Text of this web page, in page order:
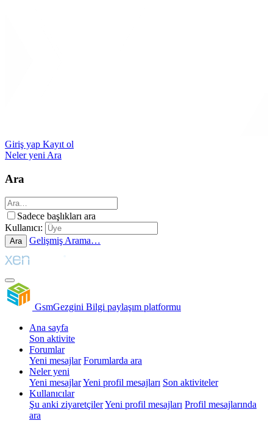
Giriş yap Kayıt ol
Neler yeni Ara
Ara
Sadece başlıkları ara
Kullanıcı:
Ara Gelişmiş Arama…
GsmGezgini Bilgi paylaşım platformu
Ana sayfa
Son aktivite
Forumlar
Yeni mesajlar Forumlarda ara
Neler yeni
Yeni mesajlarYeni profil mesajları Son aktiviteler
Kullanıcılar
Şu anki ziyaretçilerYeni profil mesajları Profil mesajlarında
ara